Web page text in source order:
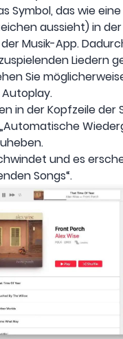
Symbol, das wie
aussieht) in
Musik-App.
Liedern
Sie
in der Kopfzeile der
und es
Songs“.